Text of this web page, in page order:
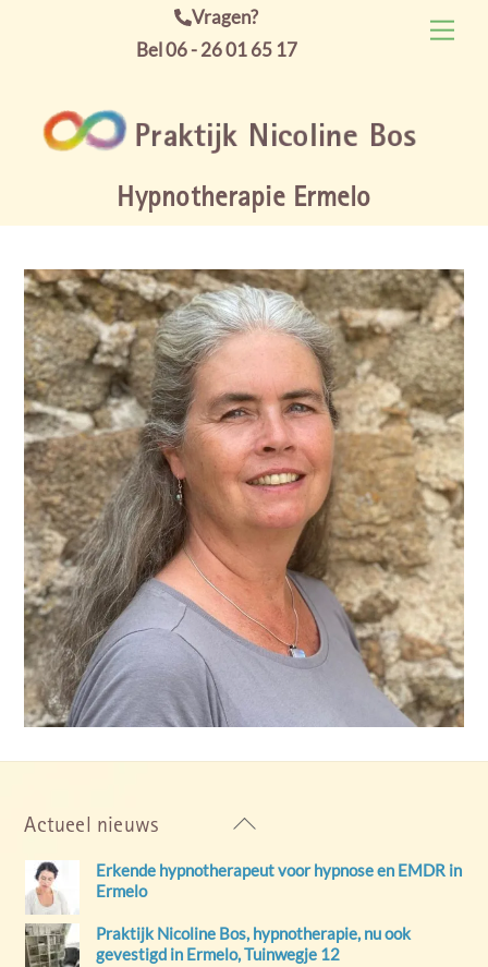
Vragen?
Bel 06 - 26 01 65 17
Hypnotherapie Ermelo
Back
Top
Actueel nieuws
Erkende hypnotherapeut voor hypnose en EMDR in
Ermelo
Praktijk Nicoline Bos, hypnotherapie, nu ook
gevestigd in Ermelo, Tuinwegje 12